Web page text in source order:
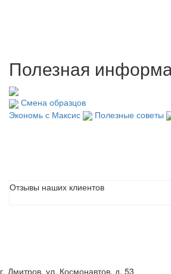
Полезная
Смена образцов
Экономь с Максис
Полезные советы
Отзывы наших клиентов
г. Дмитров, ул. Космонавтов, д. 53